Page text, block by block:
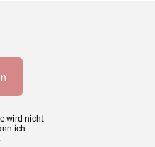
wird nicht
ich